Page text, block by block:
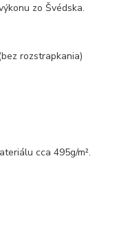
zo Švédska.
rozstrapkania)
cca 495g/m².